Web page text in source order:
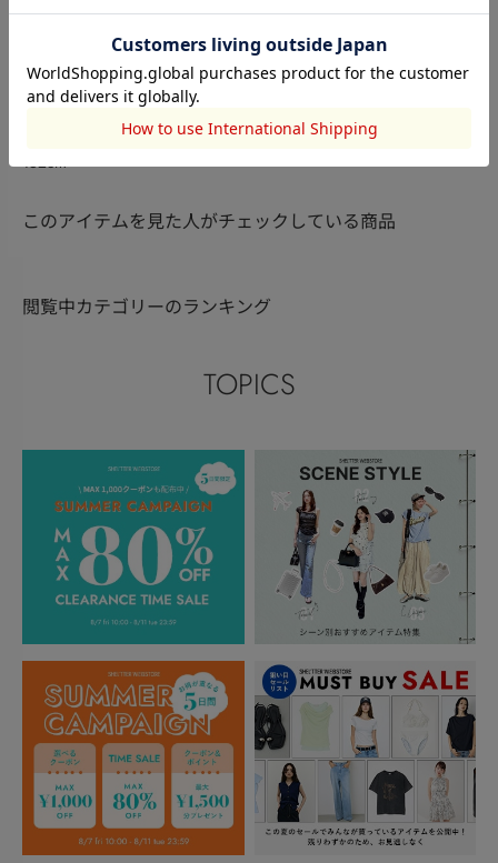
152cm
韮上愛美
このアイテムを見た人がチェックしている商品
閲覧中カテゴリーのランキング
TOPICS